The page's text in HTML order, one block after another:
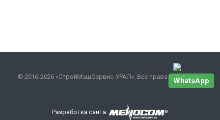
© 2016-2026 «СтройМашСервис-УРАЛ». Все права защищены.
Разработка сайта:
WhatsApp